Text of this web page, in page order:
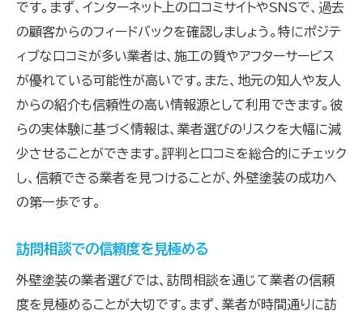
です。まず、インターネット上の口コミサイトやSNSで、過去
の顧客からのフィードバックを確認しましょう。特にポジテ
ィブな口コミが多い業者は、施工の質やアフターサービス
が優れている可能性が高いです。また、地元の知人や友人
からの紹介も信頼性の高い情報源として利用できます。彼
らの実体験に基づく情報は、業者選びのリスクを大幅に減
少させることができます。評判と口コミを総合的にチェック
し、信頼できる業者を見つけることが、外壁塗装の成功へ
の第一歩です。
訪問相談での信頼度を見極める
外壁塗装の業者選びでは、訪問相談を通じて業者の信頼
度を見極めることが大切です。まず、業者が時間通りに訪